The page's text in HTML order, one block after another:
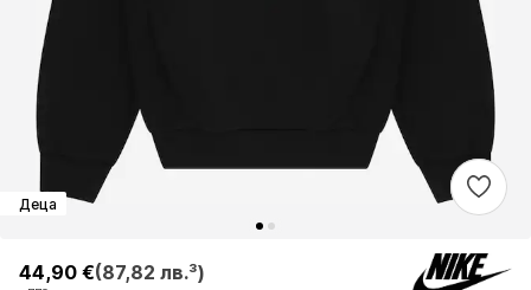
Деца
44,90 €(87,82 лв.³)
44,90 €(87,82 лв.³)